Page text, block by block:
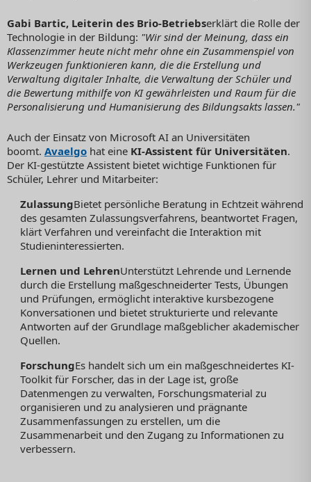
Gabi Bartic, Leiterin des Brio-Betriebserklärt die Rolle der
Technologie in der Bildung: "Wir sind der Meinung, dass ein
Klassenzimmer heute nicht mehr ohne ein Zusammenspiel von
Werkzeugen funktionieren kann, die die Erstellung und
Verwaltung digitaler Inhalte, die Verwaltung der Schüler und
die Bewertung mithilfe von KI gewährleisten und Raum für die
Personalisierung und Humanisierung des Bildungsakts lassen."
Auch der Einsatz von Microsoft AI an Universitäten
boomt. Avaelgo hat eine KI-Assistent für Universitäten.
Der KI-gestützte Assistent bietet wichtige Funktionen für
Schüler, Lehrer und Mitarbeiter:
ZulassungBietet persönliche Beratung in Echtzeit während
des gesamten Zulassungsverfahrens, beantwortet Fragen,
klärt Verfahren und vereinfacht die Interaktion mit
Studieninteressierten.
Lernen und LehrenUnterstützt Lehrende und Lernende
durch die Erstellung maßgeschneiderter Tests, Übungen
und Prüfungen, ermöglicht interaktive kursbezogene
Konversationen und bietet strukturierte und relevante
Antworten auf der Grundlage maßgeblicher akademischer
Quellen.
ForschungEs handelt sich um ein maßgeschneidertes KI-
Toolkit für Forscher, das in der Lage ist, große
Datenmengen zu verwalten, Forschungsmaterial zu
organisieren und zu analysieren und prägnante
Zusammenfassungen zu erstellen, um die
Zusammenarbeit und den Zugang zu Informationen zu
verbessern.